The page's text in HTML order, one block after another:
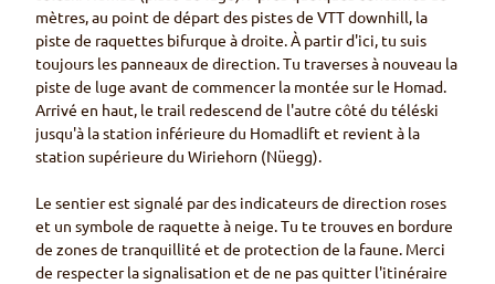
mètres, au point de départ des pistes de VTT downhill, la
piste de raquettes bifurque à droite. À partir d'ici, tu suis
toujours les panneaux de direction. Tu traverses à nouveau la
piste de luge avant de commencer la montée sur le Homad.
Arrivé en haut, le trail redescend de l'autre côté du téléski
jusqu'à la station inférieure du Homadlift et revient à la
station supérieure du Wiriehorn (Nüegg).
Le sentier est signalé par des indicateurs de direction roses
et un symbole de raquette à neige. Tu te trouves en bordure
de zones de tranquillité et de protection de la faune. Merci
de respecter la signalisation et de ne pas quitter l'itinéraire